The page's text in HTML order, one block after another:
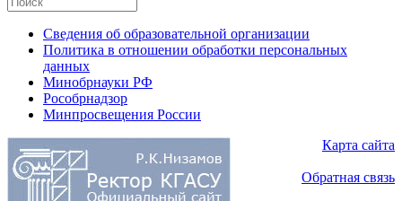
Сведения об образовательной организации
Политика в отношении обработки персональных
данных
Минобрнауки РФ
Рособрнадзор
Минпросвещения России
Карта сайта
Обратная связь